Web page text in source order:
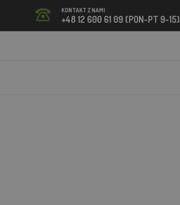
KONTAKT Z NAMI
+48 12 600 61 09 (PON-PT 9-15)